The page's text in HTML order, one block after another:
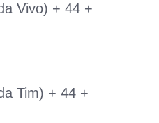
Vivo) + 44 +
Tim) + 44 +